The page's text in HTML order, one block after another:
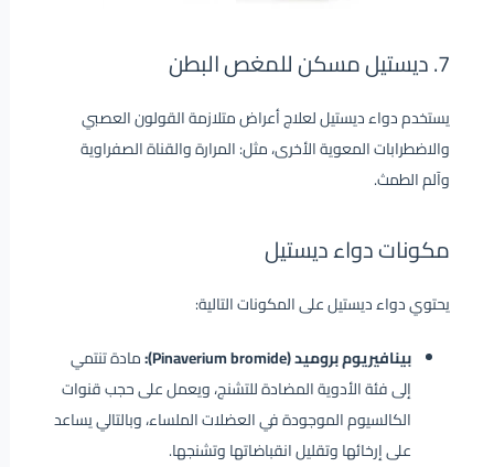
7. ديستيل مسكن للمغص البطن
يستخدم دواء ديستيل لعلاج أعراض متلازمة القولون العصبي
والاضطرابات المعوية الأخرى، مثل: المرارة والقناة الصفراوية
وآلم الطمث.
مكونات دواء ديستيل
يحتوي دواء ديستيل على المكونات التالية:
بينافيريوم بروميد (Pinaverium bromide):
مادة تنتمي
إلى فئة الأدوية المضادة للتشنج، ويعمل على حجب قنوات
الكالسيوم الموجودة في العضلات الملساء، وبالتالي يساعد
على إرخائها وتقليل انقباضاتها وتشنجها.